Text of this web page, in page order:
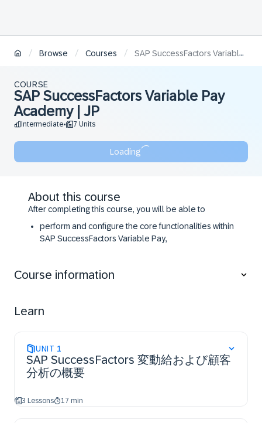
/ Browse / Courses / SAP SuccessFactors Variable Pay Academy | JP
COURSE
SAP SuccessFactors Variable Pay
Academy | JP
Intermediate• 7 Units
Loading
About this course
After completing this course, you will be able to
perform and configure the core functionalities within
SAP SuccessFactors Variable Pay,
Course information
Learn
UNIT 1
SAP SuccessFactors 変動給および顧客
分析の概要
3 Lessons 17 min